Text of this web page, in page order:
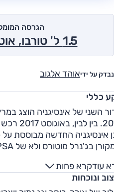
נבדק על ידיאוהד אלגוב
הגרסה
1.5 ל' טורבו, אוט', Enjoy 2017
כללי
אינסיגניה החדשה מבוססת על
קדמית, שמשרתת בין היתר
עודקרא פחות
ונוכחות